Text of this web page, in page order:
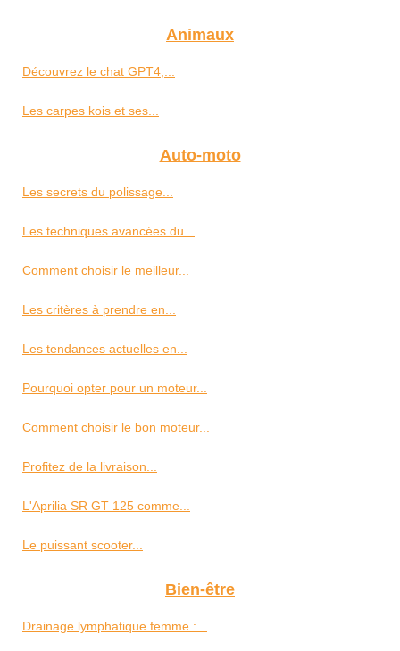
Animaux
Découvrez le chat GPT4,...
Les carpes kois et ses...
Auto-moto
Les secrets du polissage...
Les techniques avancées du...
Comment choisir le meilleur...
Les critères à prendre en...
Les tendances actuelles en...
Pourquoi opter pour un moteur...
Comment choisir le bon moteur...
Profitez de la livraison...
L'Aprilia SR GT 125 comme...
Le puissant scooter...
Bien-être
Drainage lymphatique femme :...